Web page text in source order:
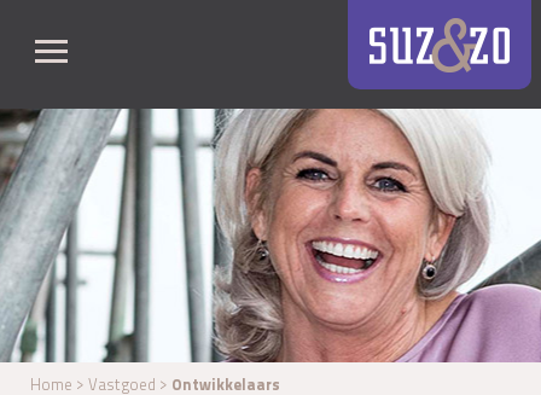
Home > Vastgoed > Ontwikkelaars